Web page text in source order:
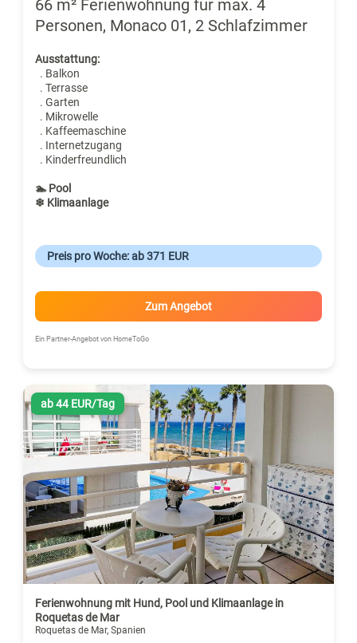
66 m² Ferienwohnung für max. 4
Personen, Monaco 01, 2 Schlafzimmer
Ausstattung:
. Balkon
. Terrasse
. Garten
. Mikrowelle
. Kaffeemaschine
. Internetzugang
. Kinderfreundlich
🏊 Pool
❄ Klimaanlage
Preis pro Woche: ab 371 EUR
Zum Angebot
Ein Partner-Angebot von HomeToGo
ab 44 EUR/Tag
Ferienwohnung mit Hund, Pool und Klimaanlage in
Roquetas de Mar
Roquetas de Mar, Spanien